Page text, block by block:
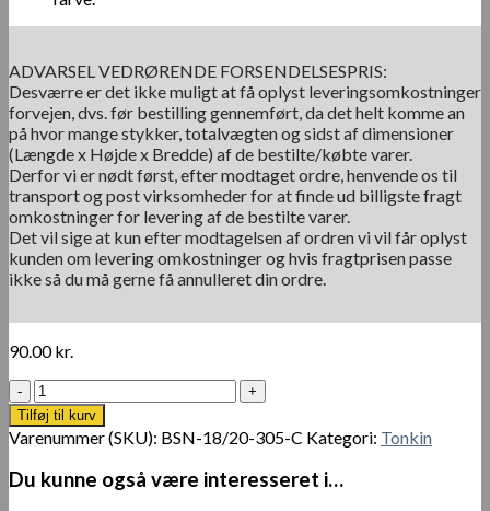
ADVARSEL VEDRØRENDE FORSENDELSESPRIS:
Desværre er det ikke muligt at få oplyst leveringsomkostninger
forvejen, dvs. før bestilling gennemført, da det helt komme an
på hvor mange stykker, totalvægten og sidst af dimensioner
(Længde x Højde x Bredde) af de bestilte/købte varer.
Derfor vi er nødt først, efter modtaget ordre, henvende os til
transport og post virksomheder for at finde ud billigste fragt
omkostninger for levering af de bestilte varer.
Det vil sige at kun efter modtagelsen af ordren vi vil får oplyst
kunden om levering omkostninger og hvis fragtprisen passe
ikke så du må gerne få annulleret din ordre.
90.00kr.
Tonkin
Cane
Ø
18-
20
mm
Tilføj til kurv
Varenummer (SKU): BSN-18/20-305-C Kategori: Tonkin
Du kunne også være interesseret i…